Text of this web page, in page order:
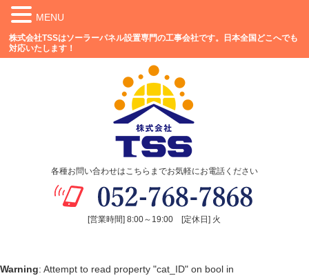
株式会社TSSはソーラーパネル設置専門の工事会社です。日本全国どこへでも
対応いたします！
各種お問い合わせはこちらまでお気軽にお電話ください
[営業時間] 8:00～19:00 [定休日] 火
Warning: Attempt to read property "cat_ID" on bool in
MENU